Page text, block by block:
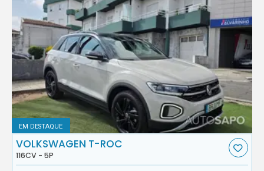
EM DESTAQUE
VOLKSWAGEN T-ROC
116CV - 5P